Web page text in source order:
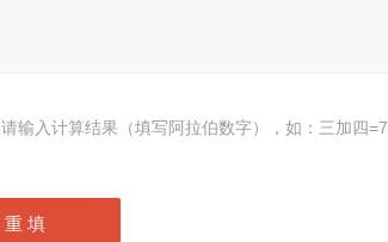
请输入计算结果（填写阿拉伯数字），如：三加四=7